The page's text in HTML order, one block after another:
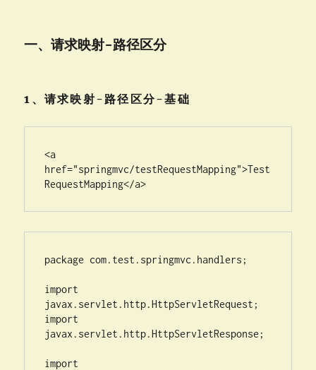
一、请求映射-路径区分
1、请求映射-路径区分-基础
<a
href="springmvc/testRequestMapping">Test
RequestMapping</a>
package com.test.springmvc.handlers;
import
javax.servlet.http.HttpServletRequest;
import
javax.servlet.http.HttpServletResponse;
import